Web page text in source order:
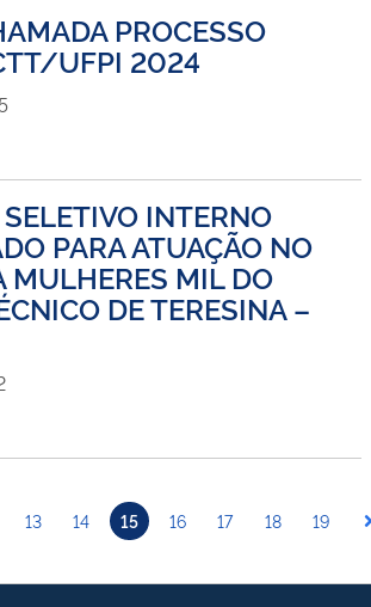
PROCESSO
UFPI 2024
INTERNO
PARA ATUAÇÃO NO
MULHERES MIL DO
DE TERESINA –
13 14 15 16 17 18 19